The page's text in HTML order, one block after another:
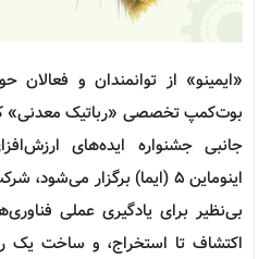
«ایمینو» از توانمندان و فعالان
بوت‌کمپتخصصی «رباتیک معدنی»
جانبی جشنواره ایده‌های
اینوماین ۵ (ایما) برگزار می‌شود، شرکت کنند. این
بی‌نظیر برای یادگیری عملی
اکتشاف تا استخراج، و ساخت یک